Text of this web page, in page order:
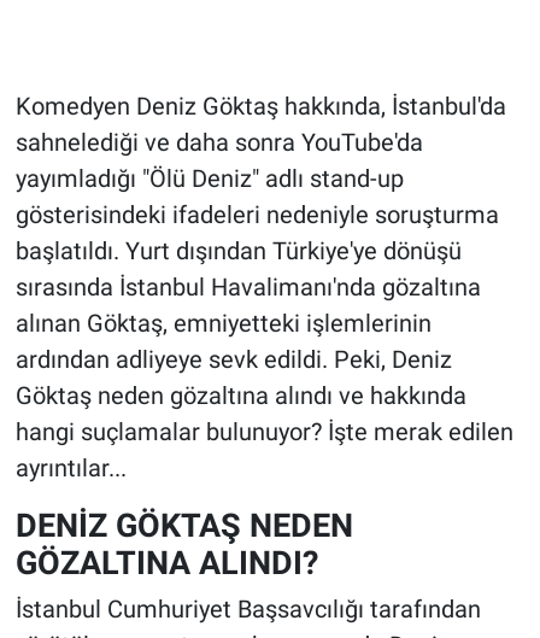
Komedyen Deniz Göktaş hakkında, İstanbul'da
sahnelediği ve daha sonra YouTube'da
yayımladığı "Ölü Deniz" adlı stand-up
gösterisindeki ifadeleri nedeniyle soruşturma
başlatıldı. Yurt dışından Türkiye'ye dönüşü
sırasında İstanbul Havalimanı'nda gözaltına
alınan Göktaş, emniyetteki işlemlerinin
ardından adliyeye sevk edildi. Peki, Deniz
Göktaş neden gözaltına alındı ve hakkında
hangi suçlamalar bulunuyor? İşte merak edilen
ayrıntılar...
DENİZ GÖKTAŞ NEDEN
GÖZALTINA ALINDI?
İstanbul Cumhuriyet Başsavcılığı tarafından